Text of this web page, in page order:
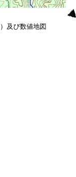
及び数値地図